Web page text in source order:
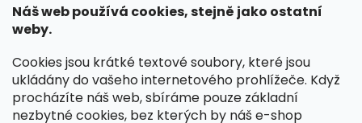
Náš web používá cookies, stejně jako ostatní
weby.
Cookies jsou krátké textové soubory, které jsou
ukládány do vašeho internetového prohlížeče. Když
procházíte náš web, sbíráme pouze základní
nezbytné cookies, bez kterých by náš e-shop
Výroba českých kožených opasků: vůně pravé kůže, dotek
řemesla
KONTAKT
dotazy@spongr.cz